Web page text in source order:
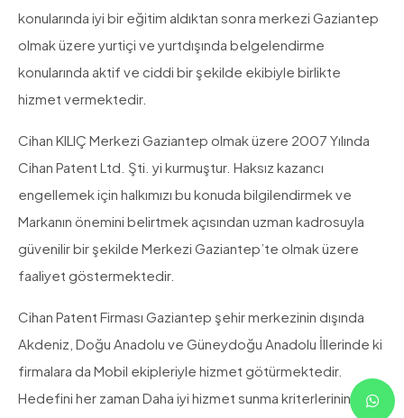
konularında iyi bir eğitim aldıktan sonra merkezi Gaziantep
olmak üzere yurtiçi ve yurtdışında belgelendirme
konularında aktif ve ciddi bir şekilde ekibiyle birlikte
hizmet vermektedir.
Cihan KILIÇ Merkezi Gaziantep olmak üzere 2007 Yılında
Cihan Patent Ltd. Şti. yi kurmuştur. Haksız kazancı
engellemek için halkımızı bu konuda bilgilendirmek ve
Markanın önemini belirtmek açısından uzman kadrosuyla
güvenilir bir şekilde Merkezi Gaziantep’te olmak üzere
faaliyet göstermektedir.
Cihan Patent Firması Gaziantep şehir merkezinin dışında
Akdeniz, Doğu Anadolu ve Güneydoğu Anadolu İllerinde ki
firmalara da Mobil ekipleriyle hizmet götürmektedir.
Hedefini her zaman Daha iyi hizmet sunma kriterlerinin